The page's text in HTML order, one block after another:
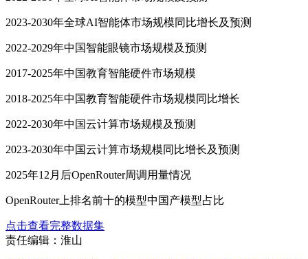
2023-2030年全球AI智能体市场规模同比增长及预测
2022-2029年中国智能眼镜市场规模及预测
2017-2025年中国教育智能硬件市场规模
2018-2025年中国教育智能硬件市场规模同比增长
2022-2030年中国云计算市场规模及预测
2023-2030年中国云计算市场规模同比增长及预测
2025年12月后OpenRouter周调用量情况
OpenRouter上排名前十的模型中国产模型占比
点击查看完整数据集
责任编辑：淮山